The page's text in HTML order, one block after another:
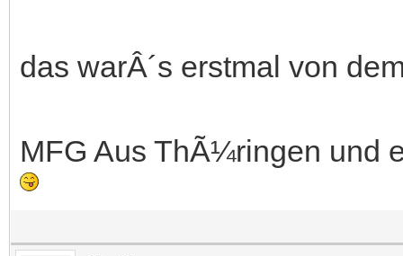
das warÂ´s erstmal von
MFG Aus ThÃ¼ringen und